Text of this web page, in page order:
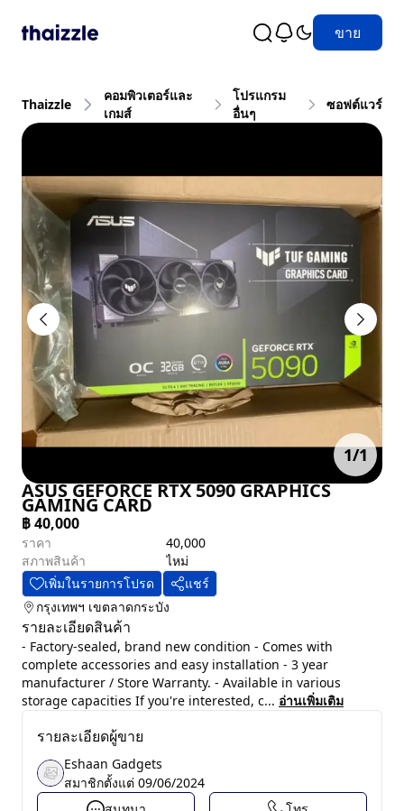
ขาย
Thaizzle
คอมพิวเตอร์และ
เกมส์
โปรแกรม
อื่นๆ
ซอฟต์แวร์
1/1
ASUS GEFORCE RTX 5090 GRAPHICS
GAMING CARD
฿40,000
ราคา
40,000
สภาพสินค้า
ไหม่
เพิ่มในรายการโปรด
แชร์
กรุงเทพฯ เขตลาดกระบัง
รายละเอียดสินค้า
- Factory-sealed, brand new condition - Comes with
complete accessories and easy installation - 3 year
manufacturer / Store Warranty. - Available in various
storage capacities If you're interested, c... อ่านเพิ่มเติม
รายละเอียดผู้ขาย
Eshaan Gadgets
สมาชิกตั้งแต่ 09/06/2024